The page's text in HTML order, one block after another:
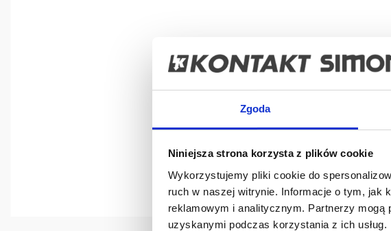
Zgoda
Niniejsza strona korzysta z plików cookie
Wykorzystujemy pliki cookie do
ruch w naszej witrynie. Informacje o tym, jak
reklamowym i analitycznym. Partnerzy mogą
uzyskanymi podczas korzystania z ich usług.
Simon 54 Touch - sterowniki i panele dotykowe